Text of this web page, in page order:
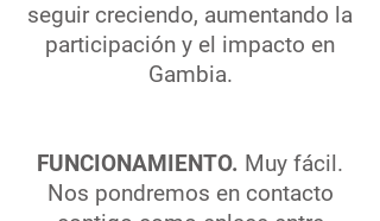
seguir creciendo, aumentando la
participación y el impacto en
Gambia.
FUNCIONAMIENTO. Muy fácil.
Nos pondremos en contacto